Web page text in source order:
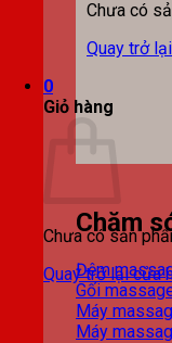
Chưa có
Quay trở
0
Giỏ hàng
Chưa có sản
Quay trở lại cửa
Chăm
Đệm
Gối
Máy
Máy